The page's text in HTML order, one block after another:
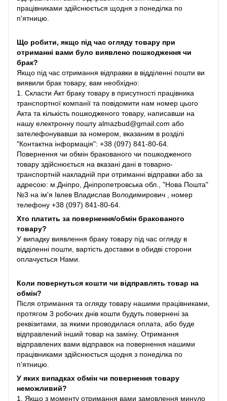
працівниками здійснюється щодня з понеділка по
п'ятницю.
Що робити, якщо під час огляду товару при
отриманні вами було виявлено пошкодження чи
брак?
Якщо під час отримання відправки в відділенні пошти ви
виявили брак товару, вам необхідно:
1. Скласти Акт браку товару в присутності працівника
транспортної компанії та повідомити нам номер цього
Акта та кількість пошкодженого товару, написавши на
нашу електронну пошту almazbud@gmail.com або
зателефонувавши за номером, вказаним в розділі
"Контактна інформація": +38 (097) 841-80-64.
Повернення чи обмін бракованого чи пошкодженого
товару здійснюється на вказані дані в товарно-
транспортній накладній при отриманні відправки або за
адресою: м.Дніпро, Дніпропетровська обл., "Нова Пошта"
№3 на ім'я Івлев Владислав Володимирович , номер
телефону +38 (097) 841-80-64.
Хто платить за повернення/обмін бракованого
товару?
У випадку виявлення браку товару під час огляду в
відділенні пошти, вартість доставки в обидві сторони
оплачується Нами.
Коли повернуться кошти чи відправлять товар на
обмін?
Після отримання та огляду товару нашими працівниками,
протягом 3 робочих днів кошти будуть повернені за
реквізитами, за якими проводилася оплата, або буде
відправлений інший товар на заміну. Отримання
відправлених вами відправок на повернення нашими
працівниками здійснюється щодня з понеділка по
п'ятницю.
У яких випадках обмін чи повернення товару
неможливий?
1. Якщо з моменту отримання вами замовлення минуло